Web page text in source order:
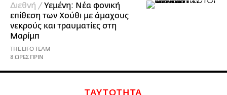
Διεθνή /Υεμένη: Νέα φονική
επίθεση των Χούθι με άμαχους
νεκρούς και τραυματίες στη
Μαρίμπ
THE LIFO TEAM
8 ΩΡΕΣ ΠΡΙΝ
ΤΑΥΤΟΤΗΤΑ